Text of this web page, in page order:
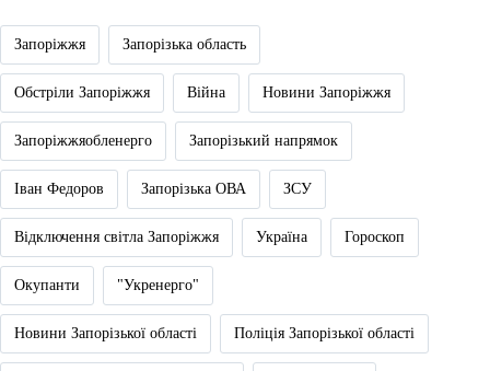
Запоріжжя Запорізька область
Обстріли Запоріжжя Війна Новини Запоріжжя
Запоріжжяобленерго Запорізький напрямок
Іван Федоров Запорізька ОВА ЗСУ
Відключення світла Запоріжжя Україна Гороскоп
Окупанти "Укренерго"
Новини Запорізької області Поліція Запорізької області